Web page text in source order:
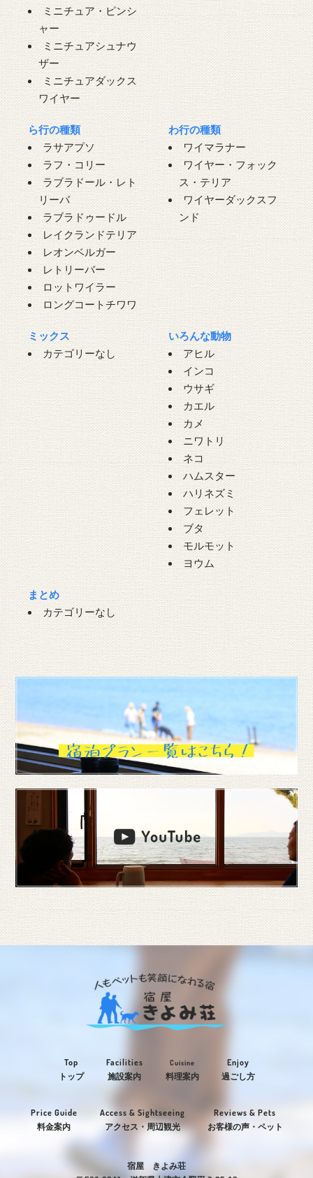
ミニチュア・ピンシ
ャー
ミニチュアシュナウ
ザー
ミニチュアダックス
ワイヤー
ら行の種類
ラサアプソ
ラフ・コリー
ラブラドール・レト
リーバ
ラブラドゥードル
レイクランドテリア
レオンベルガー
レトリーバー
ロットワイラー
ロングコートチワワ
わ行の種類
ワイマラナー
ワイヤー・フォック
ス・テリア
ワイヤーダックスフ
ンド
ミックス
カテゴリーなし
いろんな動物
アヒル
インコ
ウサギ
カエル
カメ
ニワトリ
ネコ
ハムスター
ハリネズミ
フェレット
ブタ
モルモット
ヨウム
まとめ
カテゴリーなし
Top
トップ
Facilities
施設案内
Cuisine
料理案内
Enjoy
過ごし方
Price Guide
料金案内
Access & Sightseeing
アクセス・周辺観光
Reviews & Pets
お客様の声・ペット
宿屋 きよみ荘